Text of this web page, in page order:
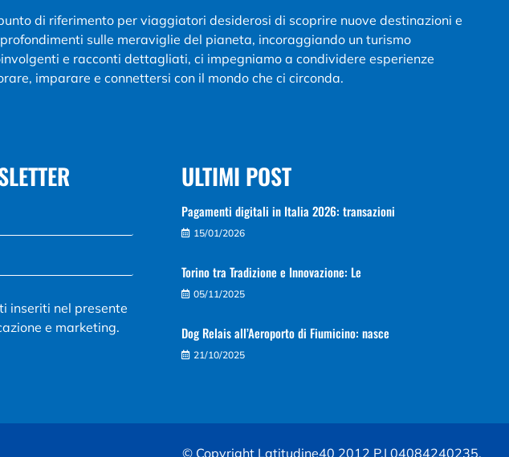
di riferimento per viaggiatori desiderosi di scoprire nuove destinazioni e
sulle meraviglie del pianeta, incoraggiando un turismo
e racconti dettagliati, ci impegniamo a condividere esperienze
imparare e connettersi con il mondo che ci circonda.
inseriti nel presente
e marketing.
ULTIMI POST
Pagamenti digitali in Italia 2026: transazioni
15/01/2026
Torino tra Tradizione e Innovazione: Le
05/11/2025
Dog Relais all’Aeroporto di Fiumicino: nasce
21/10/2025
© Copyright Latitudine40 2012 P.I 04084240235.